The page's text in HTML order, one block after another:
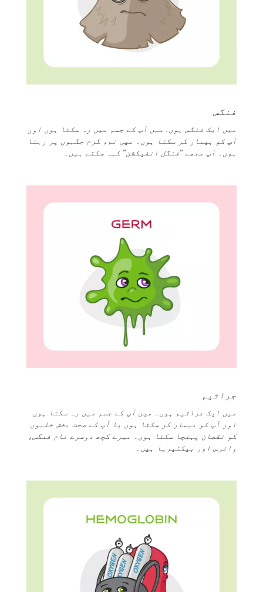
فنگس
میں ایک فنگس ہوں. میں آپ کے جسم میں رہ سکتا ہوں اور
آپ کو بیمار کر سکتا ہوں۔ میں نم، گرم جگہوں پر رہتا
ہوں۔ آپ مجھے "فنگل انفیکشن" کہہ سکتے ہیں۔
جراثیم
میں ایک جراثیم ہوں۔ میں آپ کے جسم میں رہ سکتا ہوں
اور آپ کو بیمار کر سکتا ہوں یا آپ کے صحت بخش خلیوں
کو نقصان پہنچا سکتا ہوں۔ میرے کچھ دوسرے نام فنگس،
وائرس اور بیکٹیریا ہیں۔